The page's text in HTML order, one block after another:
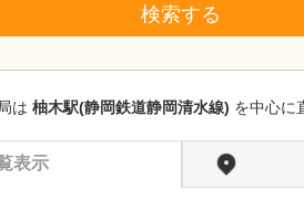
検索する
は 柚木駅(静岡鉄道静岡清水線) を中心に
表示
静岡県
ひび
幅
入れ